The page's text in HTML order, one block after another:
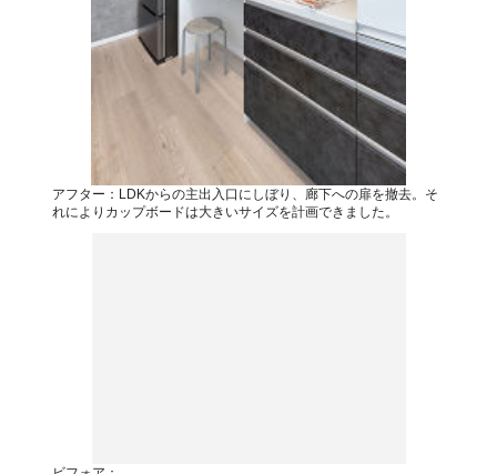
アフター：LDKからの主出入口にしぼり、廊下への扉を撤去。そ
れによりカップボードは大きいサイズを計画できました。